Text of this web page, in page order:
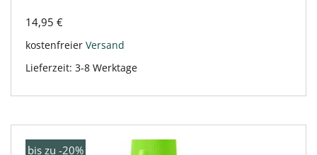
14,95 €
kostenfreier Versand
Lieferzeit: 3-8 Werktage
bis zu -20%